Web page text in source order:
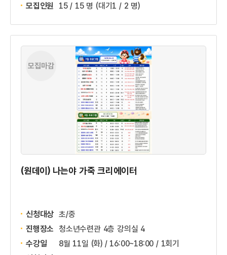
모집인원
15 / 15 명 (대기1 / 2 명)
모집마감
(원데이) 나는야 가죽 크리에이터
신청대상 초/중
진행장소 청소년수련관 4층 강의실 4
수강일
8월 11일 (화) / 16:00~18:00 / 1회기